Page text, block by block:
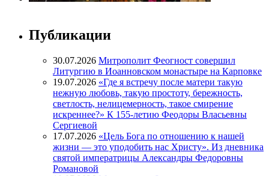
Публикации
30.07.2026 Митрополит Феогност совершил
Литургию в Иоанновском монастыре на Карповке
19.07.2026 «Где я встречу после матери такую
нежную любовь, такую простоту, бережность,
светлость, нелицемерность, такое смирение
искреннее?» К 155-летию Феодоры Власьевны
Сергиевой
17.07.2026 «Цель Бога по отношению к нашей
жизни — это уподобить нас Христу». Из дневника
святой императрицы Александры Федоровны
Романовой